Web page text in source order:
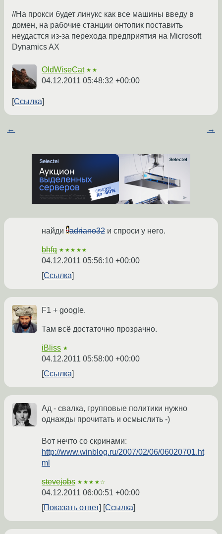
//На прокси будет линукс как все машины введу в
домен, на рабочие станции онтопик поставить
неудастся из-за перехода предприятия на Microsoft
Dynamics AX
OldWiseCat ★★
04.12.2011 05:48:32 +00:00
Ссылка
← →
найди adriano32 и спроси у него.
bhfq ★★★★★
04.12.2011 05:56:10 +00:00
Ссылка
F1 + google.
Там всё достаточно прозрачно.
iBliss ★
04.12.2011 05:58:00 +00:00
Ссылка
Ад - свалка, групповые политики нужно
однажды прочитать и осмыслить -)
Вот нечто со скринами:
http://www.winblog.ru/2007/02/06/06020701.ht
ml
stevejobs ★★★★☆
04.12.2011 06:00:51 +00:00
Показать ответ
Ссылка